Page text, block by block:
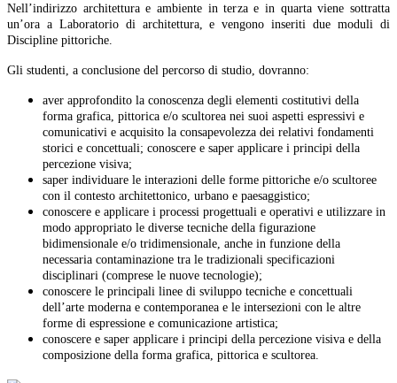
Nell’indirizzo architettura e ambiente in terza e in quarta viene sottratta
un’ora a Laboratorio di architettura, e vengono inseriti due moduli di
Discipline pittoriche.
Gli studenti, a conclusione del percorso di studio, dovranno:
aver approfondito la conoscenza degli elementi costitutivi della
forma grafica, pittorica e/o scultorea nei suoi aspetti espressivi e
comunicativi e acquisito la consapevolezza dei relativi fondamenti
storici e concettuali; conoscere e saper applicare i principi della
percezione visiva;
saper individuare le interazioni delle forme pittoriche e/o scultoree
con il contesto architettonico, urbano e paesaggistico;
conoscere e applicare i processi progettuali e operativi e utilizzare in
modo appropriato le diverse tecniche della figurazione
bidimensionale e/o tridimensionale, anche in funzione della
necessaria contaminazione tra le tradizionali specificazioni
disciplinari (comprese le nuove tecnologie);
conoscere le principali linee di sviluppo tecniche e concettuali
dell’arte moderna e contemporanea e le intersezioni con le altre
forme di espressione e comunicazione artistica;
conoscere e saper applicare i principi della percezione visiva e della
composizione della forma grafica, pittorica e scultorea.